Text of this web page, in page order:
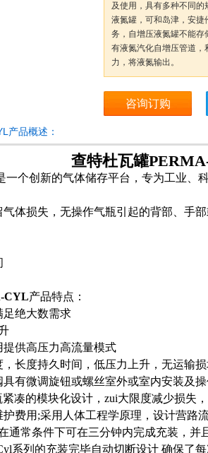
及使用，具有多种不同
液氮罐，可和岛津，安捷
务，自增压液氮罐不能
有液氮汽化自增压管道
力，将液氮输出。
咨询订购
产品概述：
查特杜瓦罐
一个创新的气体储存平台，专为工业、
体损失，无操作气瓶引起的背部、手
CYL产品特点：
足绝大数需求
供高压力高流量模式
长度持久时间，低压力上升，无运输
有微调旋钮或螺丝室外或室内安装及操
紧凑的模块化设计，zui大限度减少损失
费用;采用人体工程学原理，设计营路
通常条件下可在三分钟内完成充装，并
系列的充装完毕自动切断设计 确保了